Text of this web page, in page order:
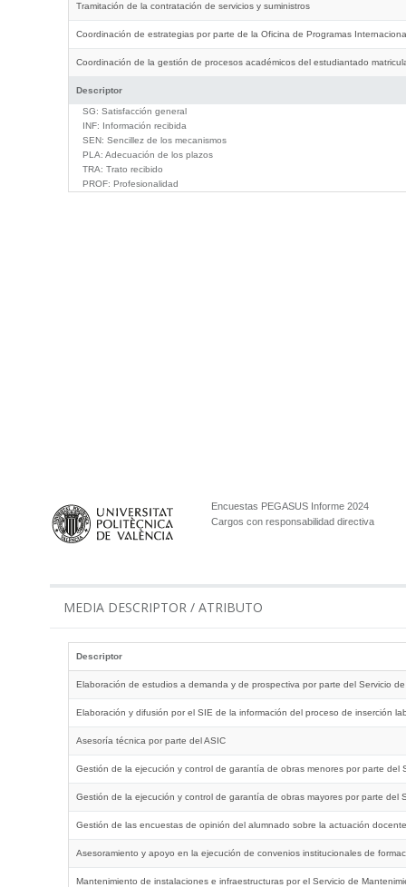
Descriptor
Tramitación de la contratación de servicios y suministros
Coordinación de estrategias por parte de la Oficina de Programas
Coordinación de la gestión de procesos académicos del estudiantado
SG: Satisfacción general
INF: Información recibida
SEN: Sencillez de los mecanismos
PLA: Adecuación de los plazos
TRA: Trato recibido
PROF: Profesionalidad
Encuestas PEGASUS Informe 2024
Cargos con responsabilidad directiva
MEDIA DESCRIPTOR / ATRIBUTO
Descriptor
Elaboración de estudios a demanda y de prospectiva por parte del Servicio
Elaboración y difusión por el SIE de la información del proceso de inserción
Asesoría técnica por parte del ASIC
Gestión de la ejecución y control de garantía de obras menores por parte del
Gestión de la ejecución y control de garantía de obras mayores por parte del
Gestión de las encuestas de opinión del alumnado sobre la actuación
Asesoramiento y apoyo en la ejecución de convenios institucionales de
Mantenimiento de instalaciones e infraestructuras por el Servicio de